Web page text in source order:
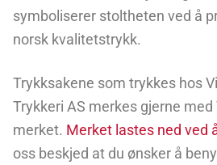
symboliserer stoltheten ved å
norsk kvalitetstrykk.
Trykksakene som trykkes hos
Trykkeri AS merkes gjerne med
merket. Merket lastes ned ved
oss beskjed at du ønsker å